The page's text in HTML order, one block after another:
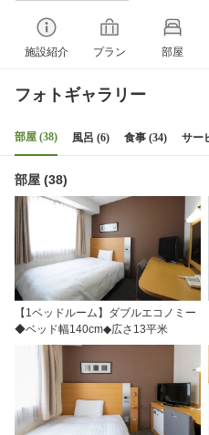
施設紹介 プラン 部屋
フォトギャラリー
部屋 (38) 風呂 (6) 食事 (34) サー
部屋 (38)
【1ベッドルーム】ダブルエコノミー
◆ベッド幅140cm◆広さ13平米